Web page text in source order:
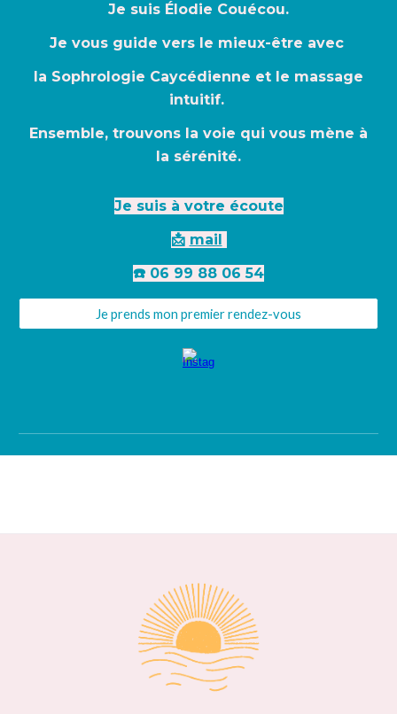
Je suis Élodie Couécou.
Je vous guide vers le mieux-être avec
la Sophrologie Caycédienne et le massage
intuitif.
Ensemble, trouvons la voie qui vous mène à
la sérénité.
Je suis à votre écoute
📩 mail
☎️ 06 99 88 06 54
Je prends mon premier rendez-vous